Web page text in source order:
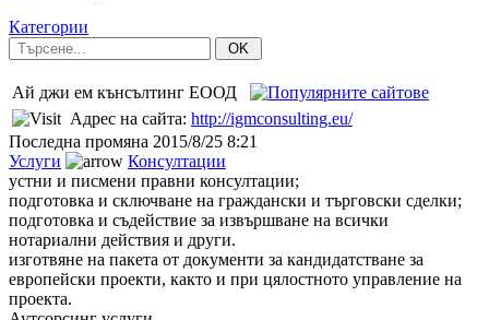
Категории
OK
Ай джи ем кънсълтинг ЕООД
Адрес на сайта: http://igmconsulting.eu/
Последна промяна 2015/8/25 8:21
Услуги
Консултации
устни и писмени правни консултации;
подготовка и сключване на граждански и търговски сделки;
подготовка и съдействие за извършване на всички
нотариални действия и други.
изготвяне на пакета от документи за кандидатстване за
европейски проекти, както и при цялостното управление на
проекта.